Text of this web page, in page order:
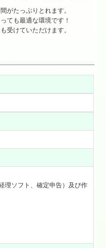
がたっぷりとれます。
ても最適な環境です！
受けていただけます。
理ソフト、確定申告）及び作